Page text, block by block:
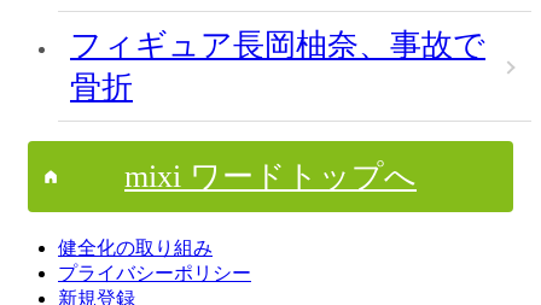
フィギュア長岡柚奈、事故で
骨折
mixi ワードトップへ
健全化の取り組み
プライバシーポリシー
新規登録